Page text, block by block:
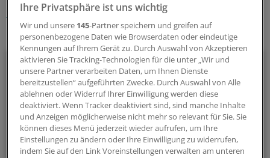
Diabetes mellitus Endokrinologie Arthrose
Ihr Newsletter zum Thema
Diabetologie
Mit diesem Newsletter sind Sie stets aktuell und umfassend
informiert über Diabetes, Adipositas und verwandte
Themen.
alle 2 Wochen (Donnerstag)
Ihre Privatsphäre ist uns wichtig
Wir und unsere 145-Partner speichern und greifen auf
personenbezogene Daten wie Browserdaten oder eindeutige
Kennungen auf Ihrem Gerät zu. Durch Auswahl von Akzeptieren
aktivieren Sie Tracking-Technologien für die unter „Wir und
unsere Partner verarbeiten Daten, um Ihnen Dienste
bereitzustellen“ aufgeführten Zwecke. Durch Auswahl von Alle
ablehnen oder Widerruf Ihrer Einwilligung werden diese
deaktiviert. Wenn Tracker deaktiviert sind, sind manche Inhalte
und Anzeigen möglicherweise nicht mehr so relevant für Sie. Sie
können dieses Menü jederzeit wieder aufrufen, um Ihre
Einstellungen zu ändern oder Ihre Einwilligung zu widerrufen,
indem Sie auf den Link Voreinstellungen verwalten am unteren